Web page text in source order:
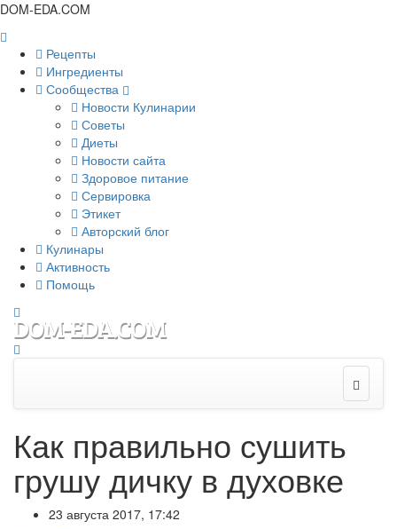
DOM-EDA.COM
Рецепты
Ингредиенты
Сообщества
Новости Кулинарии
Советы
Диеты
Новости сайта
Здоровое питание
Сервировка
Этикет
Авторский блог
Кулинары
Активность
Помощь
Как правильно сушить
грушу дичку в духовке
23 августа 2017, 17:42